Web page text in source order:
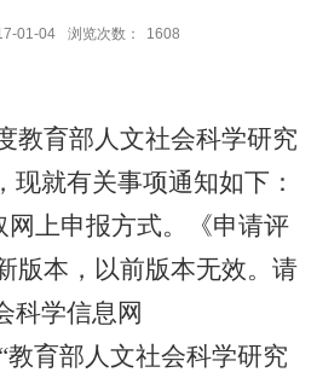
01-04 浏览次数： 1608
育部人文社会科学研究
现就有关事项通知如下：
上申报方式。《申请评
版本，以前版本无效。请
科学信息网
教育部人文社会科学研究